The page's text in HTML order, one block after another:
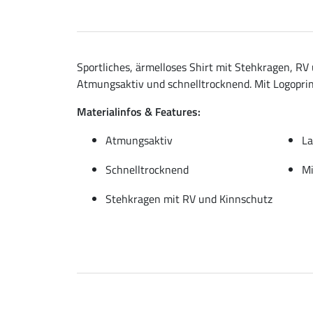
Sportliches, ärmelloses Shirt mit Stehkragen,
Atmungsaktiv und schnelltrocknend. Mit
Materialinfos & Features:
Atmungsaktiv
Schnelltrocknend
Stehkragen mit RV und Kinnschutz